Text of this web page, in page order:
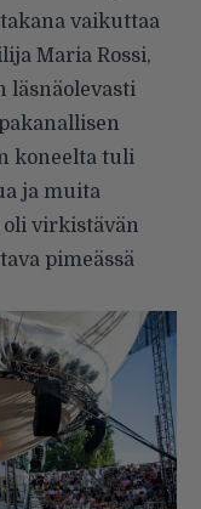
vaikuttaa
Maria Rossi,
läsnäolevasti
koneelta tuli
ja muita
virkistävän
pimeässä